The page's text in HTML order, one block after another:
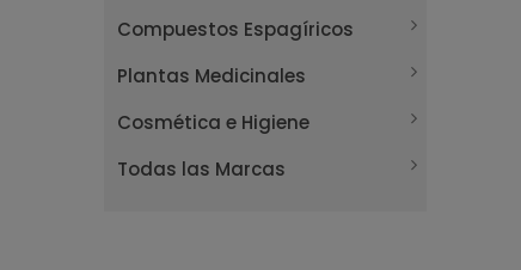
Compuestos Espagíricos
Plantas Medicinales
Cosmética e Higiene
Todas las Marcas